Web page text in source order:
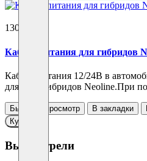
1300 ₽
Кабель питания для гибридов
Кабель питания 12/24В в
для всех гибридов Neoline.При
Быстрый просмотр В закладки
Купить
Вы смотрели